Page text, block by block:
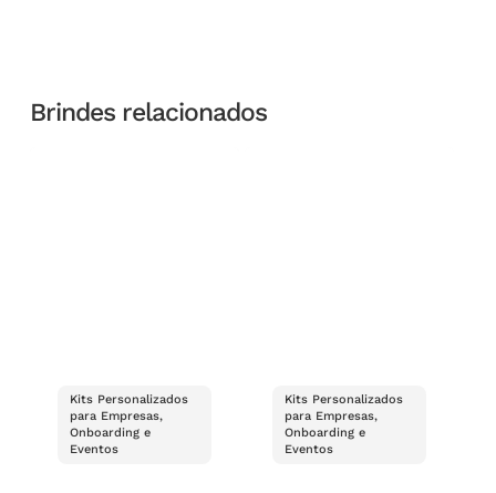
Brindes relacionados
Kits Personalizados
para Empresas,
Onboarding e
Eventos
Kits Personalizados
para Empresas,
Onboarding e
Eventos